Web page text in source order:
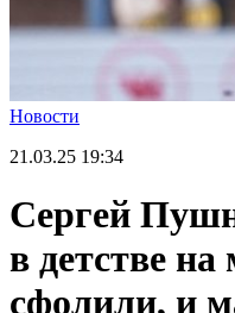
Новости
21.03.25 19:34
Сергей
в детстве на
сфолили, и